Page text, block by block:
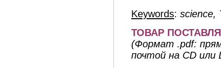
Keywords: science,
ТОВАР
(Формат .pdf:
почтой на CD или